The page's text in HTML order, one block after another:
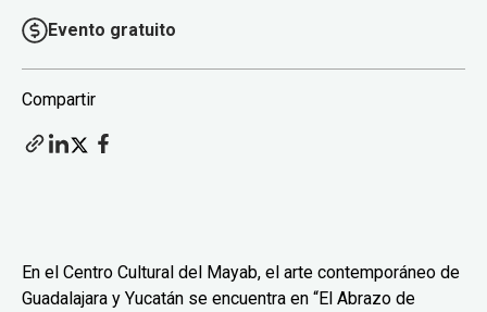
Evento gratuito
Compartir
En el Centro Cultural del Mayab, el arte contemporáneo de
Guadalajara y Yucatán se encuentra en “El Abrazo de